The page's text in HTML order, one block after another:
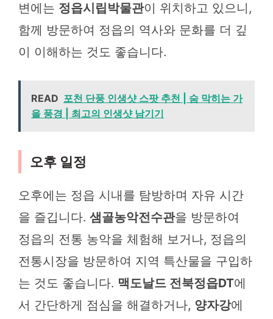
변에는 정읍시립박물관이 위치하고 있으니,
함께 방문하여 정읍의 역사와 문화를 더 깊
이 이해하는 것도 좋습니다.
READ 포천 단풍 인생샷 스팟 추천 | 숨 막히는 가
을 풍경 | 최고의 인생샷 남기기
오후 일정
오후에는 정읍 시내를 탐방하며 자유 시간
을 즐깁니다. 샘골농악전수관을 방문하여
정읍의 전통 농악을 체험해 보거나, 정읍의
전통시장을 방문하여 지역 특산물을 구입하
는 것도 좋습니다. 맥도날드 전북정읍DT에
서 간단하게 점심을 해결하거나, 양자강에